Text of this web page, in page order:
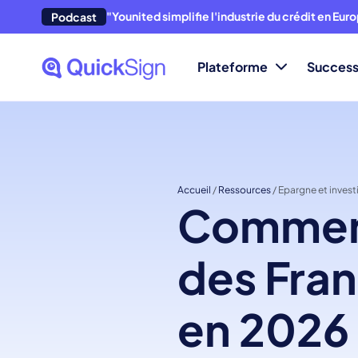
Podcast "Younited simplifie l'industrie du crédit en
Plateforme
Accueil / Ressources/ Epargne et
des
en 2026